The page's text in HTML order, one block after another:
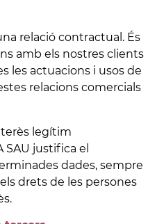
relació contractual. És
amb els nostres clients
les actuacions i usos de
relacions comercials
legítim
SAU justifica el
dades, sempre
drets de les persones